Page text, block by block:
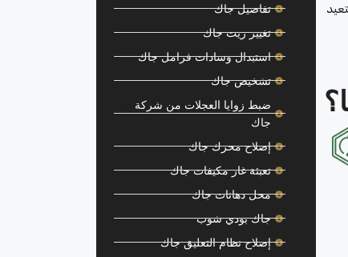
تفاصيل جاك
تغيير زيت جاك
استبدال وسادات فرامل جاك
تشخيص جاك
ضبط زوايا العجلات من شركة
جاك
إصلاح محرك جاك
تعبئة غاز مكيفات جاك
محل دهانات جاك
جاك بودي شوب
إصلاح نظام التعليق جاك